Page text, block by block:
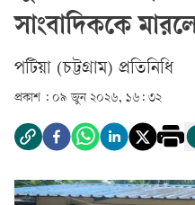
সাংবাদিককে
পটিয়া (চট্টগ্রাম) প্রতিনিধি
প্রকাশ : ০৯ জুন ২০২৬, ১৬: ৩২